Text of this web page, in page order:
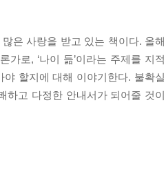
은 사랑을 받고 있는 책이다. 올해
로, ‘나이 듦’이라는 주제를 지적
할지에 대해 이야기한다. 불확실
하고 다정한 안내서가 되어줄 것이